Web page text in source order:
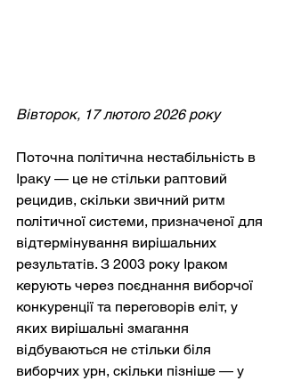
Вівторок, 17 лютого 2026 року
Поточна політична нестабільність в
Іраку — це не стільки раптовий
рецидив, скільки звичний ритм
політичної системи, призначеної для
відтермінування вирішальних
результатів. З 2003 року Іраком
керують через поєднання виборчої
конкуренції та переговорів еліт, у
яких вирішальні змагання
відбуваються не стільки біля
виборчих урн, скільки пізніше — у